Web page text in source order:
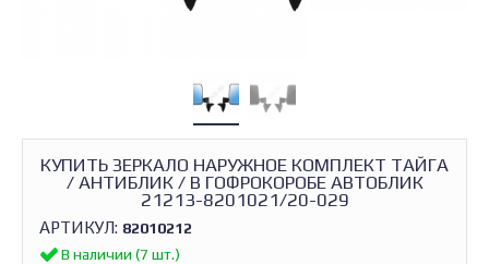
КУПИТЬ ЗЕРКАЛО НАРУЖНОЕ КОМПЛЕКТ ТАЙГА
/ АНТИБЛИК / В ГОФРОКОРОБЕ АВТОБЛИК
21213-8201021/20-029
АРТИКУЛ: 82010212
В наличии (7 шт.)